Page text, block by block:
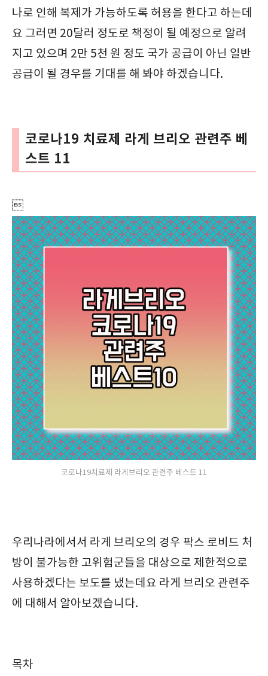
나로 인해 복제가 가능하도록 허용을 한다고 하는데
요 그러면 20달러 정도로 책정이 될 예정으로 알려
지고 있으며 2만 5천 원 정도 국가 공급이 아닌 일반
공급이 될 경우를 기대를 해 봐야 하겠습니다.
코로나19 치료제 라게 브리오 관련주 베
스트 11

코로나19치료제 라게브리오 관련주 베스트 11
우리나라에서서 라게 브리오의 경우 팍스 로비드 처
방이 불가능한 고위험군들을 대상으로 제한적으로
사용하겠다는 보도를 냈는데요 라게 브리오 관련주
에 대해서 알아보겠습니다.
목차